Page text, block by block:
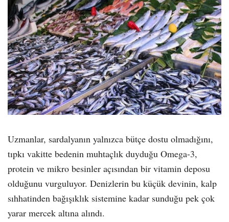
Uzmanlar, sardalyanın yalnızca bütçe dostu olmadığını,
tıpkı vakitte bedenin muhtaçlık duyduğu Omega-3,
protein ve mikro besinler açısından bir vitamin deposu
olduğunu vurguluyor. Denizlerin bu küçük devinin, kalp
sıhhatinden bağışıklık sistemine kadar sunduğu pek çok
yarar mercek altına alındı.